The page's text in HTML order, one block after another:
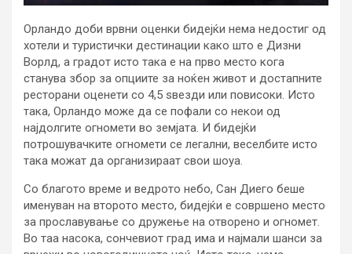
Орландо доби врвни оценки бидејќи нема недостиг од
хотели и туристички дестинации како што е Дизни
Ворлд, а градот исто така е на прво место кога
станува збор за опциите за ноќен живот и достапните
ресторани оценети со 4,5 ѕвезди или повисоки. Исто
така, Орландо може да се пофали со некои од
најдолгите огномети во земјата. И бидејќи
потрошувачките огномети се легални, веселбите исто
така можат да организираат свои шоуа.
Со благото време и ведрото небо, Сан Диего беше
именуван на второто место, бидејќи е совршено место
за прославување со дружење на отворено и огномет.
Во таа насока, сончевиот град има и најмали шанси за